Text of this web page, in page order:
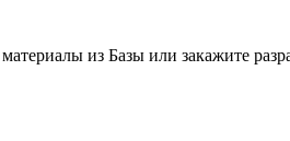
из Базы или закажите